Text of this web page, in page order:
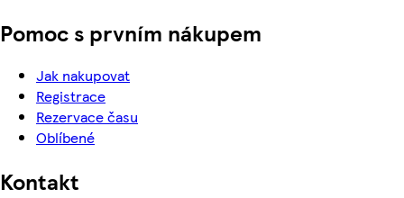
Pomoc s prvním nákupem
Jak nakupovat
Registrace
Rezervace času
Oblíbené
Kontakt